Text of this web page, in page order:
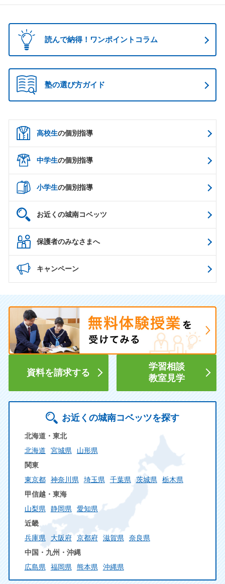
読んで納得！ワンポイントコラム
塾の選び方ガイド
高校生の個別指導
中学生の個別指導
小学生の個別指導
お近くの城南コベッツ
保護者のみなさまへ
キャンペーン
資料を請求する
学習相談
教室見学
お近くの城南コベッツを探す
北海道・東北
北海道
宮城県
山形県
関東
東京都
神奈川県 埼玉県 千葉県 茨城県
栃木県
甲信越・東海
山梨県
静岡県
愛知県
近畿
兵庫県
大阪府 京都府 滋賀県
奈良県
中国・九州・沖縄
広島県
福岡県 熊本県 沖縄県